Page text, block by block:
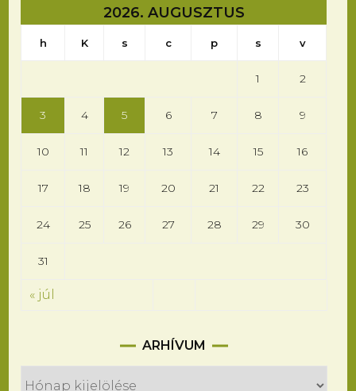
2026. AUGUSZTUS
h K s c p s v
1 2
3 4 5 6 7 8 9
10 11 12 13 14 15 16
17 18 19 20 21 22 23
24 25 26 27 28 29 30
31
« júl
ARHÍVUM
Arhívum